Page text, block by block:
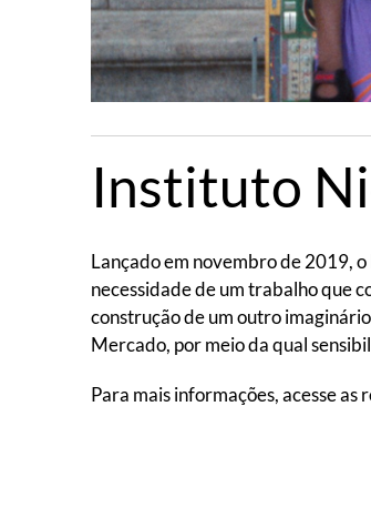
Instituto
Lançado em novembro de 2019,
necessidade de um trabalho que
construção de um outro
Mercado, por meio da qual
Para mais informações, acesse as